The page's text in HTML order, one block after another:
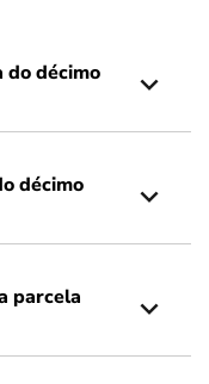
do décimo
décimo
parcela